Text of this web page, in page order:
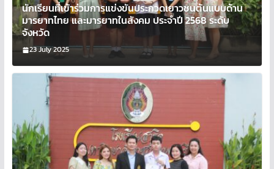
นักเรียนที่เข้าร่วมการแข่งขันประกวดเยาวชนต้นแบบด้าน
มารยาทไทย และมารยาทในสังคม ประจำปี 2568 ระดับ
จังหวัด
23 July 2025